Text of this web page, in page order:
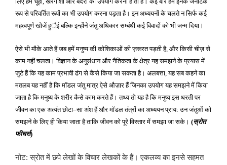
रूप से परिवर्तित रूपों का भी उपयोग करना पड़ता है। इन अध्ययनों के चलते न सिर्फ कई
महत्वपूर्ण खोजें हुर्इं बल्कि इन्होंने जंतु अधिकार सम्बंधी कई विवादों को भी जन्म दिया।
ऐसे भी मौके आते हैं जब हमें मनुष्य की कोशिकाओं की ज़रूरत पड़ती है, और किसी चीज़ से
काम नहीं चलता। विज्ञान के अनुसंधान और नैतिकता के क्षेत्र यह समझने के प्रयास में
जुटे हैं कि यह काम प्रभावी ढंग से कैसे किया जा सकता है। अलबत्ता,यह सब कहने का
मतलब यह नहीं है कि मॉडल जंतु मात्र ऐसे औज़ार हैं जिनका उपयोग यह समझने में किया
जाता है कि मनुष्य के शरीर कैसे काम करते हैं। तथ्य तो यह है कि मनुष्य इस धरती पर
जीवन का एक अत्यंत छोटा–सा अंश हैं और मॉडल तंत्रों का अध्ययन प्राय:उन जंतुओं को
समझने के लिए ही किया जाता है ताकि जीवन को पूरे विस्तार में समझा जा सके। (स्रोत
फीचर्स)
नोट: स्रोत में छपे लेखों के विचार लेखकों के हैं। एकलव्य का इनसे सहमत